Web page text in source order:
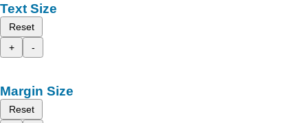
Text Size
Reset
+
-
Margin Size
Reset